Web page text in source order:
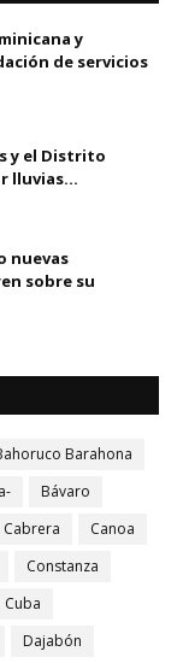
y
de servicios
y el Distrito
lluvias...
nuevas
sobre su
Barahona
Bávaro
Cabrera
Canoa
Constanza
Cuba
Dajabón